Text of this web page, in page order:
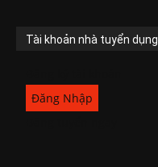
Tài khoản nhà tuyển dụng
Đăng Nhập